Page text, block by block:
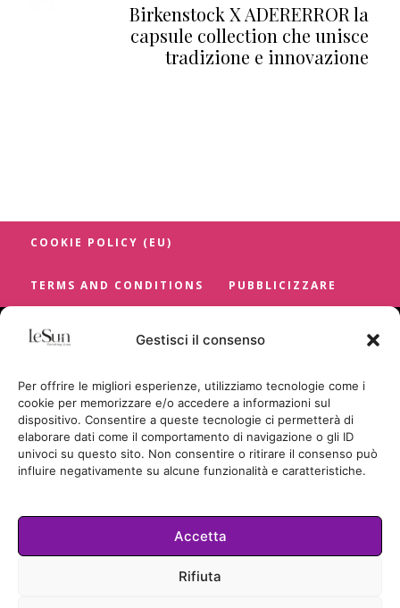
Gestisci il consenso
Per offrire le migliori esperienze, utilizziamo tecnologie come i
cookie per memorizzare e/o accedere a informazioni sul
dispositivo. Consentire a queste tecnologie ci permetterà di
elaborare dati come il comportamento di navigazione o gli ID
univoci su questo sito. Non consentire o ritirare il consenso può
influire negativamente su alcune funzionalità e caratteristiche.
Accetta
Rifiuta
Birkenstock X ADERERROR la
capsule collection che unisce
tradizione e innovazione
COOKIE POLICY (EU)
TERMS AND CONDITIONS PUBBLICIZZARE
Cookie Policy